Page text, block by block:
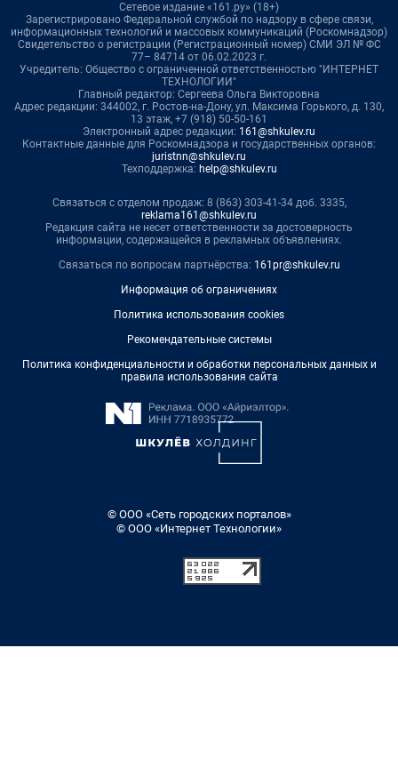
Сетевое издание «161.ру» (18+)
Зарегистрировано Федеральной службой по надзору в сфере связи,
информационных технологий и массовых коммуникаций (Роскомнадзор)
Свидетельство о регистрации (Регистрационный номер) СМИ ЭЛ № ФС
77– 84714 от 06.02.2023 г.
Учредитель: Общество с ограниченной ответственностью "ИНТЕРНЕТ
ТЕХНОЛОГИИ"
Главный редактор: Сергеева Ольга Викторовна
Адрес редакции: 344002, г. Ростов-на-Дону, ул. Максима Горького, д. 130,
13 этаж, +7 (918) 50-50-161
Электронный адрес редакции: 161@shkulev.ru
Контактные данные для Роскомнадзора и государственных органов:
juristnn@shkulev.ru
Техподдержка: help@shkulev.ru
Связаться с отделом продаж: 8 (863) 303-41-34 доб. 3335,
reklama161@shkulev.ru
Редакция сайта не несет ответственности за достоверность
информации, содержащейся в рекламных объявлениях.
Связаться по вопросам партнёрства: 161pr@shkulev.ru
Информация об ограничениях
Политика использования cookies
Рекомендательные системы
Политика конфиденциальности и обработки персональных данных и
правила использования сайта
© ООО «Сеть городских порталов»
© ООО «Интернет Технологии»